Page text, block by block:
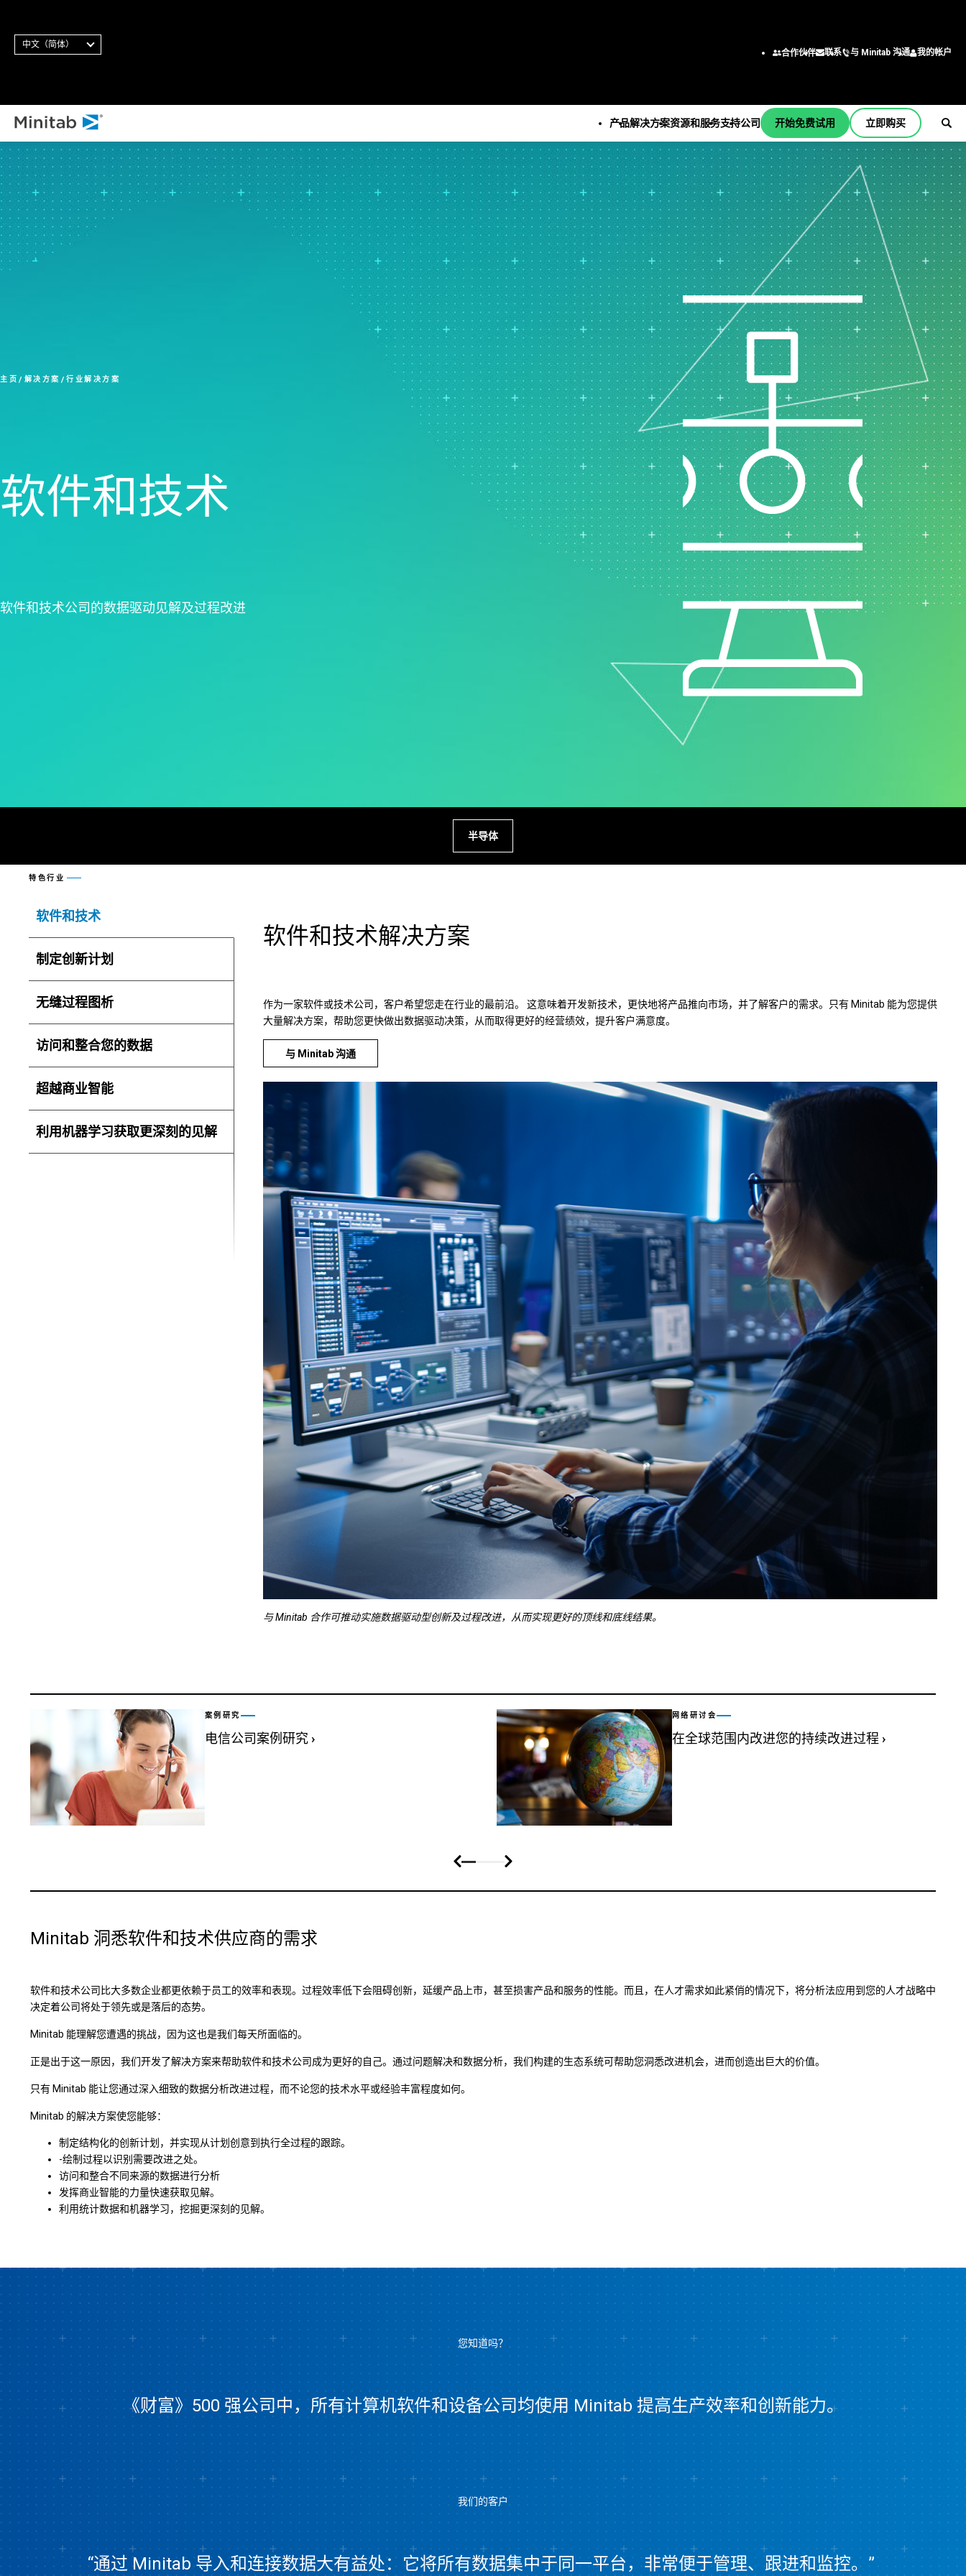
中文（简体）
合作伙伴
联系 与 Minitab 沟通 我的帐户
产品
所有产品
Minitab Solution Center
Minitab Statistical
Software
Minitab Connect
Minitab Model Ops
Minitab Education Hub
Minitab Engage
Minitab Workspace
Real-Time SPC
Prolink 数据收集和统计过
程控制 (SPC)
Scytec 数据收集和 OEE
Simul8 离散事件模拟
SPM
解决方案
所有解决方案
分析
统计学和预测分析
统计数据科学和机器学习软
件
业务分析和智能软件
统计过程控制
质量分析
Live Analytics
可靠性和寿命数据分析
离散事件模拟
关键功能
自动化数据收集
高级试验设计
持续改进
数据集成和数据准备
图表和思维导图
数字孪生
模型和机器学习运营
创新和项目管理
过程卓越：检测、纠正和预
防
行业解决方案
学术
建筑
能源和自然资源
政府和公共部门
医疗保健
保险
制造和工业
制药
服务
软件和技术
按职能/角色
工程
商业分析师
信息技术
供应链
客户服务和联系中心
人力资源
营销数据分析
研发
资源和服务
所有资源和服务
资源
案例研究
博客
电子书和白皮书
数据集
活动 & 活动
Education Hub
服务
培训
部署
自定进度的学习
继续教育
咨询
支持
技术支持
订阅和激活
Minitab Quick Start
培训
安装支持
支持视频
支持文档
软件更新
产品下载
支持政策
公司
公司
关于我们
领导团队
合作伙伴
职业
联系我们
新闻
Minitab 商品
开始免费试用 立即购买
主页 解决方案 行业解决方案
软件和技术
软件和技术公司的数据驱动见解及过程改进
半导体
特色行业
软件和技术
制定创新计划
无缝过程图析
访问和整合您的数据
超越商业智能
利用机器学习获取更深刻的见解
软件和技术解决方案
作为一家软件或技术公司，客户希望您走在行业的最前沿。 这意味着开发新技术，更快地将产品推向市场，并了解客户的需求。只有 Minitab 能为您提供
大量解决方案，帮助您更快做出数据驱动决策，从而取得更好的经营绩效，提升客户满意度。
与 Minitab 沟通
与 Minitab 合作可推动实施数据驱动型创新及过程改进，从而实现更好的顶线和底线结果。
案例研究
电信公司案例研究›
网络研讨会
在全球范围内改进您的持续改进过程 ›
Minitab 洞悉软件和技术供应商的需求
软件和技术公司比大多数企业都更依赖于员工的效率和表现。过程效率低下会阻碍创新，延缓产品上市，甚至损害产品和服务的性能。而且，在人才需求如此紧俏的情况下，将分析法应用到您的人才战略中
决定着公司将处于领先或是落后的态势。
Minitab 能理解您遭遇的挑战，因为这也是我们每天所面临的。
正是出于这一原因，我们开发了解决方案来帮助软件和技术公司成为更好的自己。通过问题解决和数据分析，我们构建的生态系统可帮助您洞悉改进机会，进而创造出巨大的价值。
只有 Minitab 能让您通过深入细致的数据分析改进过程，而不论您的技术水平或经验丰富程度如何。
Minitab 的解决方案使您能够：
制定结构化的创新计划，并实现从计划创意到执行全过程的跟踪。
-绘制过程以识别需要改进之处。
访问和整合不同来源的数据进行分析
发挥商业智能的力量快速获取见解。
利用统计数据和机器学习，挖掘更深刻的见解。
您知道吗？
《财富》500 强公司中，所有计算机软件和设备公司均使用 Minitab 提高生产效率和创新能力。
我们的客户
“通过 Minitab 导入和连接数据大有益处：它将所有数据集中于同一平台，非常便于管理、跟进和监控。”